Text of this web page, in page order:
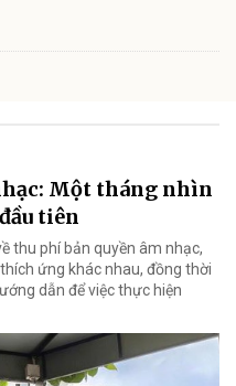
Một tháng nhìn
tiên
thu phí bản quyền âm nhạc,
ứng khác nhau, đồng thời
dẫn để việc thực hiện